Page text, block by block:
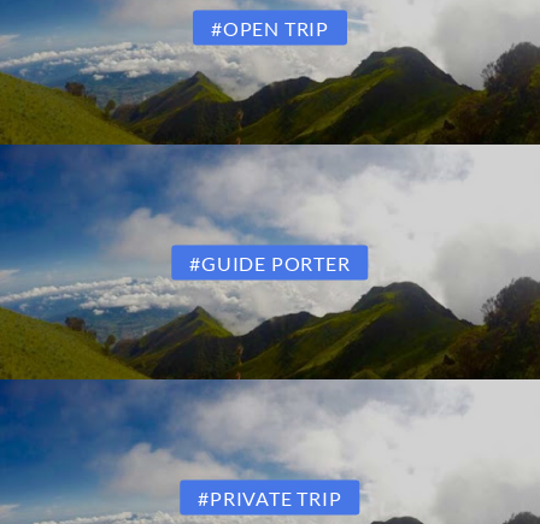
#OPEN TRIP
#GUIDE PORTER
#PRIVATE TRIP